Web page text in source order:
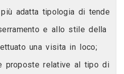
adatta tipologia di tende
e allo stile della
una visita in loco;
proposte relative al tipo di